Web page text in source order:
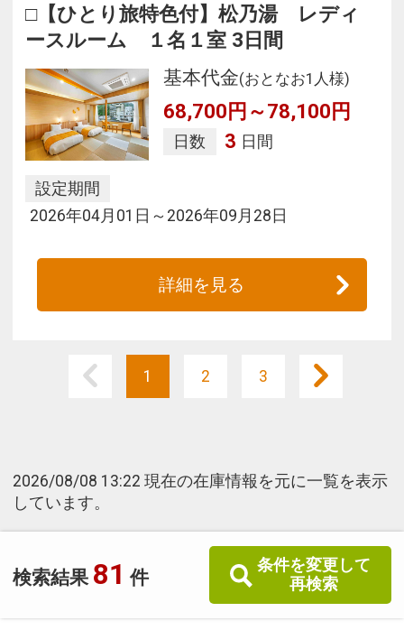
検索結果 81 件
条件を変更して
再検索
□【ひとり旅特色付】松乃湯 レディ
ースルーム １名１室 3日間
基本代金(おとなお1人様)
68,700円～78,100円
日数 3 日間
設定期間
2026年04月01日～2026年09月28日
詳細を見る
1 2 3
2026/08/08 13:22 現在の在庫情報を元に一覧を表示
しています。